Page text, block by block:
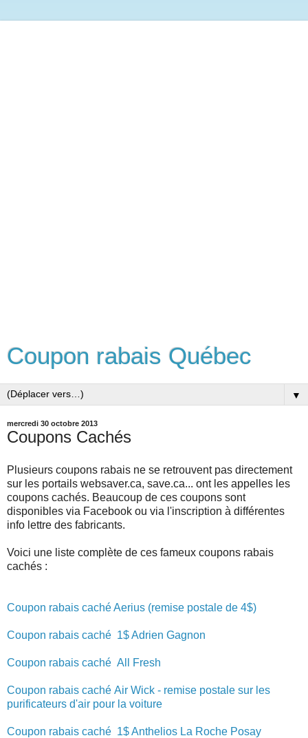
Coupon rabais Québec
▼
mercredi 30 octobre 2013
Coupons Cachés
Plusieurs coupons rabais ne se retrouvent pas directement
sur les portails websaver.ca, save.ca... ont les appelles les
coupons cachés. Beaucoup de ces coupons sont
disponibles via Facebook ou via l'inscription à différentes
info lettre des fabricants.
Voici une liste complète de ces fameux coupons rabais
cachés :
Coupon rabais caché Aerius (remise postale de 4$)
Coupon rabais caché 1$ Adrien Gagnon
Coupon rabais caché All Fresh
Coupon rabais caché Air Wick - remise postale sur les
purificateurs d'air pour la voiture
Coupon rabais caché 1$ Anthelios La Roche Posay